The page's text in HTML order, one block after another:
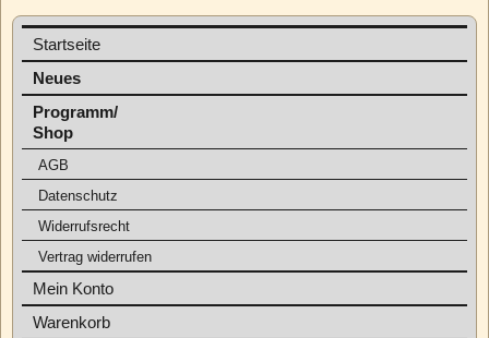
Startseite
Neues
Programm/
Shop
AGB
Datenschutz
Widerrufsrecht
Vertrag widerrufen
Mein Konto
Warenkorb